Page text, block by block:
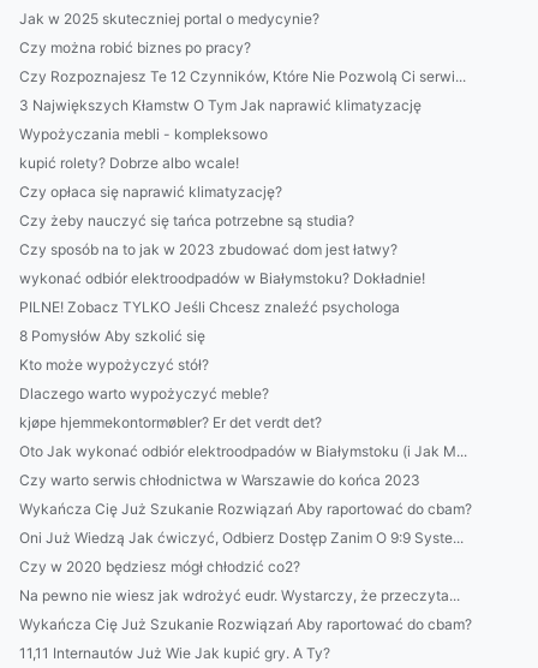
Jak w 2025 skuteczniej portal o medycynie?
Czy można robić biznes po pracy?
Czy Rozpoznajesz Te 12 Czynników, Które Nie Pozwolą Ci serwi...
3 Największych Kłamstw O Tym Jak naprawić klimatyzację
Wypożyczania mebli - kompleksowo
kupić rolety? Dobrze albo wcale!
Czy opłaca się naprawić klimatyzację?
Czy żeby nauczyć się tańca potrzebne są studia?
Czy sposób na to jak w 2023 zbudować dom jest łatwy?
wykonać odbiór elektroodpadów w Białymstoku? Dokładnie!
PILNE! Zobacz TYLKO Jeśli Chcesz znaleźć psychologa
8 Pomysłów Aby szkolić się
Kto może wypożyczyć stół?
Dlaczego warto wypożyczyć meble?
kjøpe hjemmekontormøbler? Er det verdt det?
Oto Jak wykonać odbiór elektroodpadów w Białymstoku (i Jak M...
Czy warto serwis chłodnictwa w Warszawie do końca 2023
Wykańcza Cię Już Szukanie Rozwiązań Aby raportować do cbam?
Oni Już Wiedzą Jak ćwiczyć, Odbierz Dostęp Zanim O 9:9 Syste...
Czy w 2020 będziesz mógł chłodzić co2?
Na pewno nie wiesz jak wdrożyć eudr. Wystarczy, że przeczyta...
Wykańcza Cię Już Szukanie Rozwiązań Aby raportować do cbam?
11,11 Internautów Już Wie Jak kupić gry. A Ty?